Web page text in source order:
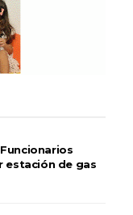
estación de gas